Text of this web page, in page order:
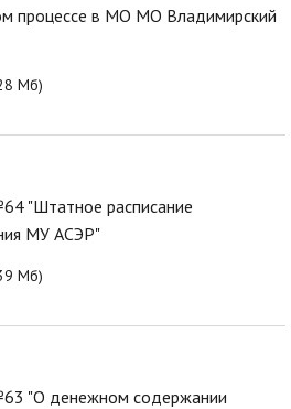
процессе в МО МО Владимирский
Мб)
"Штатное расписание
МУ АСЭР"
Мб)
"О денежном содержании